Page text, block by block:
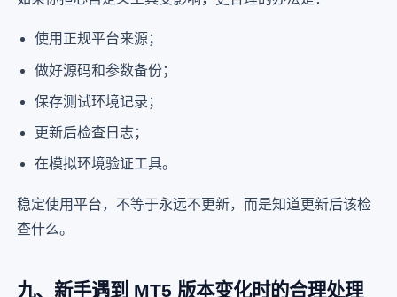
使用正规平台来源；
做好源码和参数备份；
保存测试环境记录；
更新后检查日志；
在模拟环境验证工具。
稳定使用平台，不等于永远不更新，而是知道更新后该检
查什么。
九、新手遇到 MT5 版本变化时的合理处理